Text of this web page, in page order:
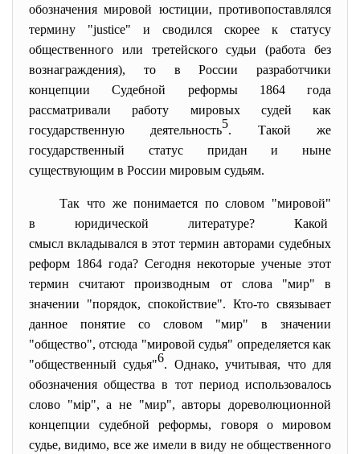
обозначения мировой юстиции, противопоставлялся
термину "justice" и сводился скорее к статусу
общественного или третейского судьи (работа без
вознаграждения), то в России разработчики
концепции Судебной реформы 1864 года
рассматривали работу мировых судей как
государственную деятельность5. Такой же
государственный статус придан и ныне
существующим в России мировым судьям.
Так что же понимается по словом "мировой"
в юридической литературе? Какой
смысл вкладывался в этот термин авторами судебных
реформ 1864 года? Сегодня некоторые ученые этот
термин считают производным от слова "мир" в
значении "порядок, спокойствие". Кто-то связывает
данное понятие со словом "мир" в значении
"общество", отсюда "мировой судья" определяется как
"общественный судья"6. Однако, учитывая, что для
обозначения общества в тот период использовалось
слово "мiр", а не "мир", авторы дореволюционной
концепции судебной реформы, говоря о мировом
судье, видимо, все же имели в виду не общественного